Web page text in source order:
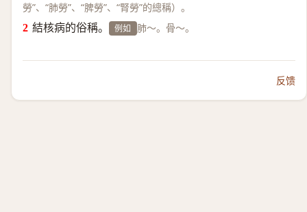
勞”、“肺勞”、“脾勞”、“腎勞”的總稱）。
結核病的俗稱。 例如 肺～。骨～。
反馈